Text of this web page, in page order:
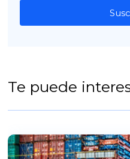
Te puede